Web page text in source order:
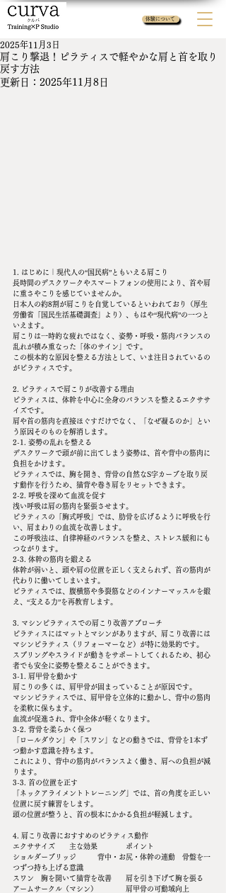
体験について
肩こり撃退！ピラティスで軽やかな肩と首を取り
戻す方法
2025年11月3日
更新日： 2025年11月8日
1. はじめに｜現代人の“国民病”ともいえる肩こり
長時間のデスクワークやスマートフォンの使用により、首や肩
に重さやこりを感じていませんか。
日本人の約8割が肩こりを自覚しているといわれており（厚生
労働省「国民生活基礎調査」より）、もはや“現代病”の一つと
いえます。
肩こりは一時的な疲れではなく、姿勢・呼吸・筋肉バランスの
乱れが積み重なった「体のサイン」です。
この根本的な原因を整える方法として、いま注目されているの
がピラティスです。
2. ピラティスで肩こりが改善する理由
ピラティスは、体幹を中心に全身のバランスを整えるエクササ
イズです。
肩や首の筋肉を直接ほぐすだけでなく、「なぜ凝るのか」とい
う原因そのものを解消します。
2-1. 姿勢の乱れを整える
デスクワークで頭が前に出てしまう姿勢は、首や背中の筋肉に
負担をかけます。
ピラティスでは、胸を開き、背骨の自然なS字カーブを取り戻
す動作を行うため、猫背や巻き肩をリセットできます。
2-2. 呼吸を深めて血流を促す
浅い呼吸は肩の筋肉を緊張させます。
ピラティスの「胸式呼吸」では、肋骨を広げるように呼吸を行
い、肩まわりの血流を改善します。
この呼吸法は、自律神経のバランスを整え、ストレス緩和にも
つながります。
2-3. 体幹の筋肉を鍛える
体幹が弱いと、頭や肩の位置を正しく支えられず、首の筋肉が
代わりに働いてしまいます。
ピラティスでは、腹横筋や多裂筋などのインナーマッスルを鍛
え、“支える力”を再教育します。
3. マシンピラティスでの肩こり改善アプローチ
ピラティスにはマットとマシンがありますが、肩こり改善には
マシンピラティス（リフォーマーなど）が特に効果的です。
スプリングやスライドが動きをサポートしてくれるため、初心
者でも安全に姿勢を整えることができます。
3-1. 肩甲骨を動かす
肩こりの多くは、肩甲骨が固まっていることが原因です。
マシンピラティスでは、肩甲骨を立体的に動かし、背中の筋肉
を柔軟に保ちます。
血流が促進され、背中全体が軽くなります。
3-2. 背骨を柔らかく保つ
「ロールダウン」や「スワン」などの動きでは、背骨を1本ず
つ動かす意識を持ちます。
これにより、背中の筋肉がバランスよく働き、肩への負担が減
ります。
3-3. 首の位置を正す
「ネックアライメントトレーニング」では、首の角度を正しい
位置に戻す練習をします。
頭の位置が整うと、首の根本にかかる負担が軽減します。
4. 肩こり改善におすすめのピラティス動作
エクササイズ	主な効果	ポイント
ショルダーブリッジ	背中・お尻・体幹の連動	骨盤を一
つずつ持ち上げる意識
スワン	胸を開いて猫背を改善	肩を引き下げて胸を張る
アームサークル（マシン）	肩甲骨の可動域向上